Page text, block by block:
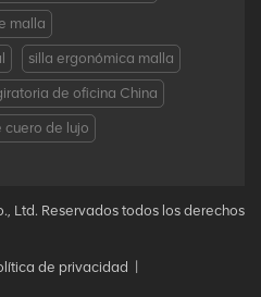
malla
silla ergonómica malla
de oficina China
cuero de lujo
Ltd. Reservados todos los derechos
de privacidad